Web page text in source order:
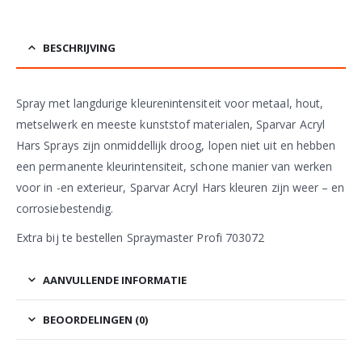
BESCHRIJVING
Spray met langdurige kleurenintensiteit voor metaal, hout,
metselwerk en meeste kunststof materialen, Sparvar Acryl
Hars Sprays zijn onmiddellijk droog, lopen niet uit en hebben
een permanente kleurintensiteit, schone manier van werken
voor in -en exterieur, Sparvar Acryl Hars kleuren zijn weer – en
corrosiebestendig.
Extra bij te bestellen Spraymaster Profi 703072
AANVULLENDE INFORMATIE
BEOORDELINGEN (0)